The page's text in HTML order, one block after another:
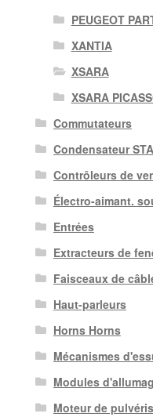
PEUGEOT
XANTIA
XSARA
XSARA
Commutateurs
Condensateur
Contrôleurs de
Électro-aimant.
Entrées
Extracteurs de
Faisceaux de
Haut-parleurs
Horns Horns
Mécanismes
Modules
Moteur de